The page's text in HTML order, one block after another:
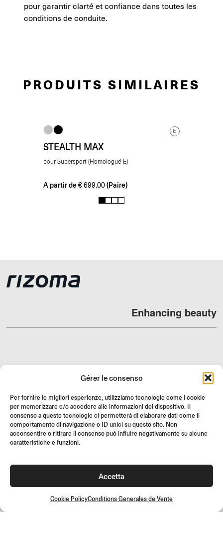
Gérer le consenso
Per fornire le migliori esperienze, utilizziamo tecnologie come i cookie
per memorizzare e/o accedere alle informazioni del dispositivo. Il
consenso a queste tecnologie ci permetterà di elaborare dati come il
comportamento di navigazione o ID unici su questo sito. Non
acconsentire o ritirare il consenso può influire negativamente su alcune
caratteristiche e funzioni.
Accetta
Cookie PolicyConditions Generales de Vente
pour garantir clarté et confiance dans toutes les
conditions de conduite.
PRODUITS SIMILAIRES
E
STEALTH MAX
pour Supersport (Homologué E)
A partir de €699.00 (Paire)
1 2 3 4
Enhancing beauty
SUPPORT ET FAQ
RETOURS
INSTRUCTIONS DE MONTAGE
GIFT CARD
OFFRES LIMITÉES
Rejoignez la communauté Rizoma et accédez à des contenus
exclusifs et des offres spéciales !